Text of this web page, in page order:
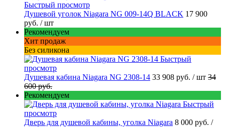
Быстрый просмотр
Душевой уголок Niagara NG 009-14Q BLACK 17 900
руб. / шт
Рекомендуем
Хит продаж
Без силикона
Быстрый
просмотр
Душевая кабина Niagara NG 2308-14 33 908 руб. / шт 34
600 руб.
Рекомендуем
Быстрый
просмотр
Дверь для душевой кабины, уголка Niagara 8 000 руб. /